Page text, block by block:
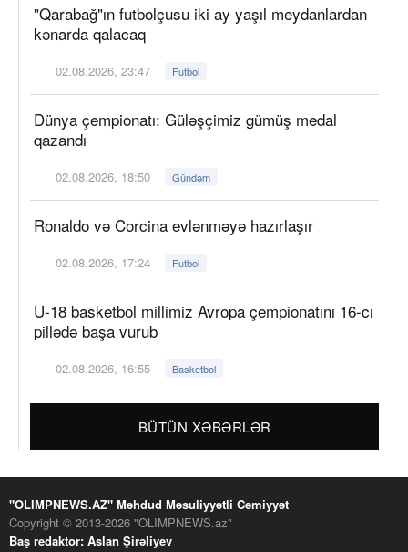
"Qarabağ"ın futbolçusu iki ay yaşıl meydanlardan
kənarda qalacaq
02.08.2026, 23:47 Futbol
Dünya çempionatı: Güləşçimiz gümüş medal
qazandı
02.08.2026, 18:50 Gündəm
Ronaldo və Corcina evlənməyə hazırlaşır
02.08.2026, 17:24 Futbol
U-18 basketbol millimiz Avropa çempionatını 16-cı
pillədə başa vurub
02.08.2026, 16:55 Basketbol
BÜTÜN XƏBƏRLƏR
"OLIMPNEWS.AZ" Məhdud Məsuliyyətli Cəmiyyət
Copyright © 2013-2026 "OLIMPNEWS.az"
Baş redaktor: Aslan Şirəliyev